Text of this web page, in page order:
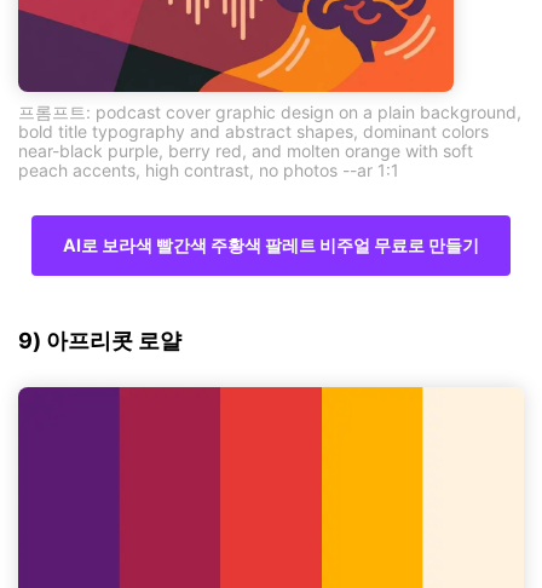
프롬프트: podcast cover graphic design on a plain background,
bold title typography and abstract shapes, dominant colors
near-black purple, berry red, and molten orange with soft
peach accents, high contrast, no photos --ar 1:1
AI로 보라색 빨간색 주황색 팔레트 비주얼 무료로 만들기
9) 아프리콧 로얄